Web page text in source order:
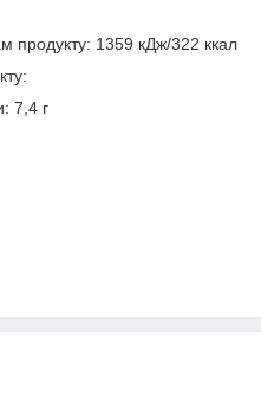
продукту: 1359 кДж/322 ккал
7,4 г